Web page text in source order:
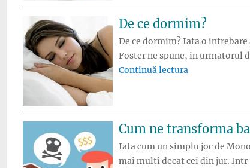
De ce dormim?
De ce dormim? Iata o
Foster ne spune, in urmatorul
Continuă lectura
Cum ne transforma
Iata cum un simplu joc de
mai multi decat cei din jur.